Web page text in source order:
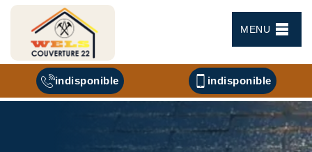
MENU
indisponible indisponible